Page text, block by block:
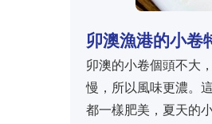
卯澳漁港的小卷
卯澳的小卷個頭不大
慢，所以風味更濃。
都一樣肥美，夏天的